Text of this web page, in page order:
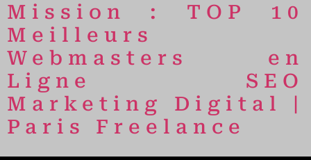
Mission : TOP 10
Meilleurs
Webmasters en
Ligne SEO
Marketing Digital |
Paris Freelance